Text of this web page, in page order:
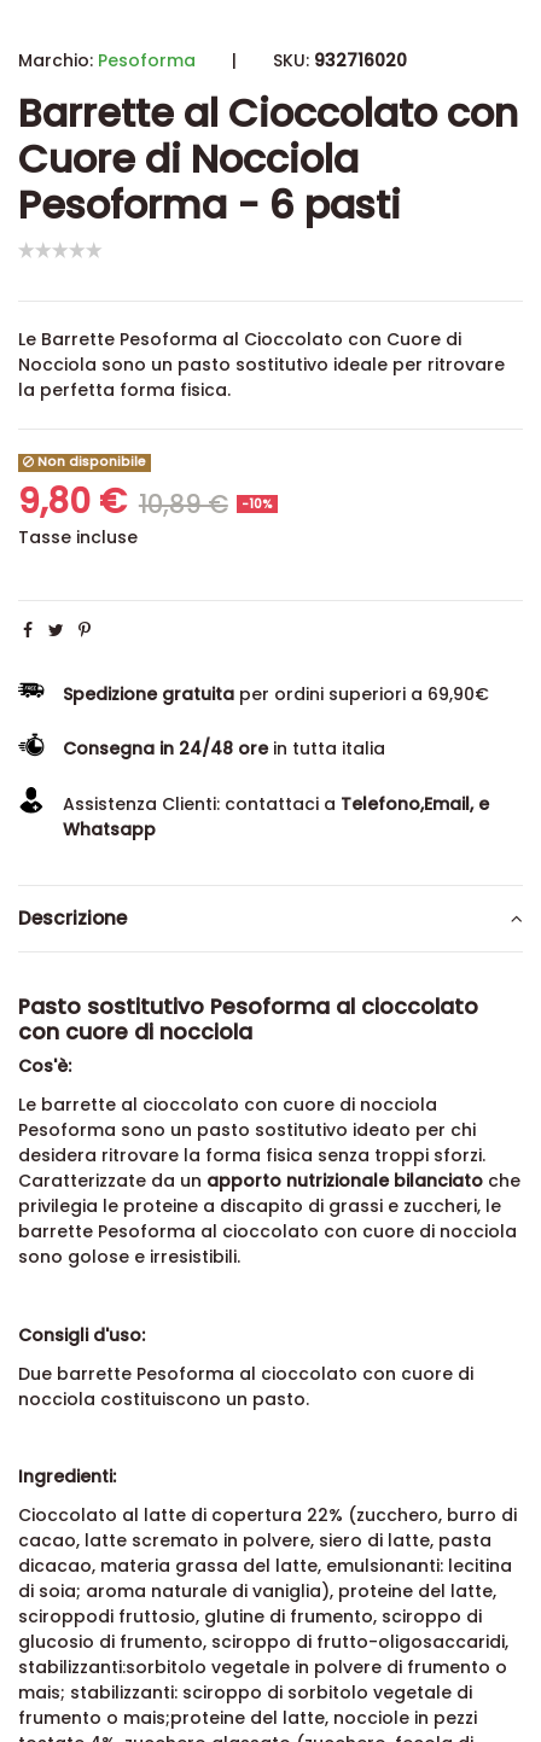
Marchio: Pesoforma | SKU: 932716020
Barrette al Cioccolato con
Cuore di Nocciola
Pesoforma - 6 pasti
Le Barrette Pesoforma al Cioccolato con Cuore di
Nocciola sono un pasto sostitutivo ideale per ritrovare
la perfetta forma fisica.
Non disponibile
9,80 € 10,89 € -10%
Tasse incluse
Spedizione gratuita per ordini superiori a 69,90€
Consegna in 24/48 orein tutta italia
Assistenza Clienti: contattaci a Telefono,Email, e
Whatsapp
Descrizione
Pasto sostitutivo Pesoforma al cioccolato
con cuore di nocciola
Cos'è:
Le barrette al cioccolato con cuore di nocciola
Pesoforma sono un pasto sostitutivo ideato per chi
desidera ritrovare la forma fisica senza troppi sforzi.
Caratterizzate da un apporto nutrizionale bilanciato che
privilegia le proteine a discapito di grassi e zuccheri, le
barrette Pesoforma al cioccolato con cuore di nocciola
sono golose e irresistibili.
Consigli d'uso:
Due barrette Pesoforma al cioccolato con cuore di
nocciola costituiscono un pasto.
Ingredienti:
Cioccolato al latte di copertura 22% (zucchero, burro di
cacao, latte scremato in polvere, siero di latte, pasta
dicacao, materia grassa del latte, emulsionanti: lecitina
di soia; aroma naturale di vaniglia), proteine del latte,
sciroppodi fruttosio, glutine di frumento, sciroppo di
glucosio di frumento, sciroppo di frutto-oligosaccaridi,
stabilizzanti:sorbitolo vegetale in polvere di frumento o
mais; stabilizzanti: sciroppo di sorbitolo vegetale di
frumento o mais;proteine del latte, nocciole in pezzi